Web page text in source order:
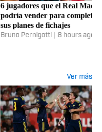
6 jugadores que el Real
podría vender para completar
sus planes de fichajes
Bruno Pernigotti 8 hours ago
Ver más